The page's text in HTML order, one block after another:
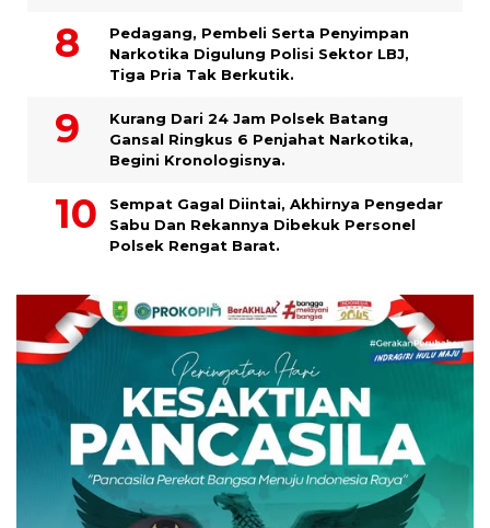
Pedagang, Pembeli Serta Penyimpan
Narkotika Digulung Polisi Sektor LBJ,
Tiga Pria Tak Berkutik.
Kurang Dari 24 Jam Polsek Batang
Gansal Ringkus 6 Penjahat Narkotika,
Begini Kronologisnya.
Sempat Gagal Diintai, Akhirnya Pengedar
Sabu Dan Rekannya Dibekuk Personel
Polsek Rengat Barat.